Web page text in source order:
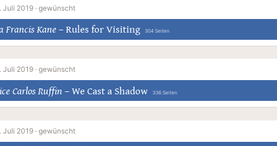
Juli 2019 ·gewünscht
Francis Kane – Rules for Visiting 304 Seiten
Juli 2019 ·gewünscht
Carlos Ruffin – We Cast a Shadow 336 Seiten
Juli 2019 ·gewünscht